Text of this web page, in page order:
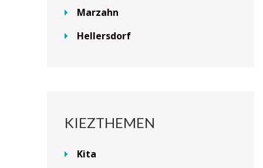
Marzahn
Hellersdorf
KIEZTHEMEN
Kita